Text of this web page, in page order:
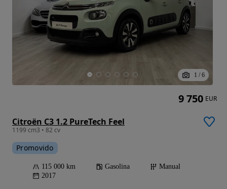
1 / 6
Citroën C3 1.2 PureTech Feel
1199 cm3 • 82 cv
Promovido
115 000 km Gasolina
Manual
2017
9 750 EUR